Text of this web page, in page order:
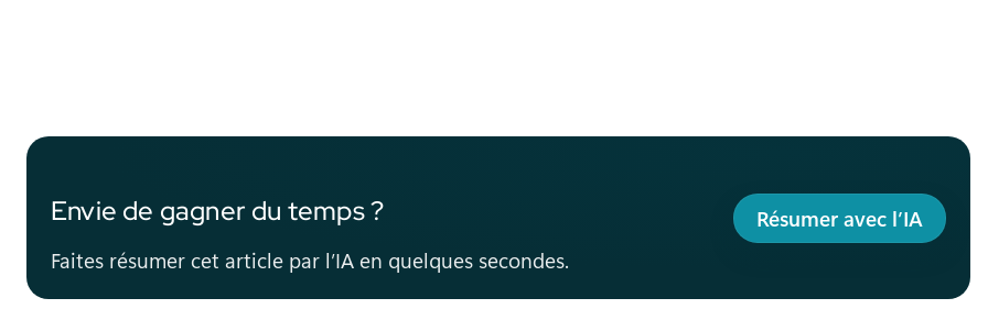
Envie de gagner du temps ?
Faites résumer cet article par l’IA en quelques secondes.
Résumer avec l’IA